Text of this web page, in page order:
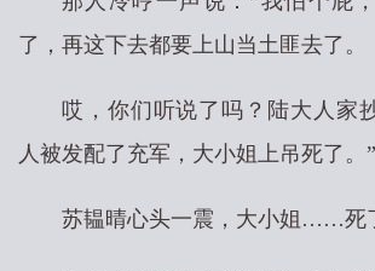
了，再这下去都要上山当土匪去了。
哎，你们听说了吗？陆大人家
人被发配了充军，大小姐上吊死了。”
苏韫晴心头一震，大小姐……死